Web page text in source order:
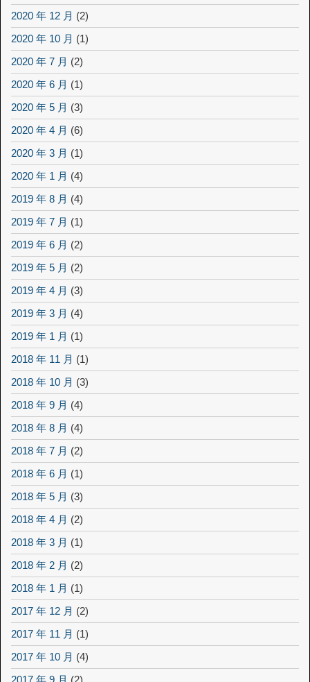
2020 年 12 月 (2)
2020 年 10 月 (1)
2020 年 7 月 (2)
2020 年 6 月 (1)
2020 年 5 月 (3)
2020 年 4 月 (6)
2020 年 3 月 (1)
2020 年 1 月 (4)
2019 年 8 月 (4)
2019 年 7 月 (1)
2019 年 6 月 (2)
2019 年 5 月 (2)
2019 年 4 月 (3)
2019 年 3 月 (4)
2019 年 1 月 (1)
2018 年 11 月 (1)
2018 年 10 月 (3)
2018 年 9 月 (4)
2018 年 8 月 (4)
2018 年 7 月 (2)
2018 年 6 月 (1)
2018 年 5 月 (3)
2018 年 4 月 (2)
2018 年 3 月 (1)
2018 年 2 月 (2)
2018 年 1 月 (1)
2017 年 12 月 (2)
2017 年 11 月 (1)
2017 年 10 月 (4)
2017 年 9 月 (2)